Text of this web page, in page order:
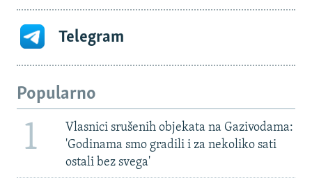
Telegram
Popularno
1
Vlasnici srušenih objekata na Gazivodama:
'Godinama smo gradili i za nekoliko sati
ostali bez svega'